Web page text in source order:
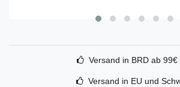
Versand in BRD ab 99€
Versand in EU und